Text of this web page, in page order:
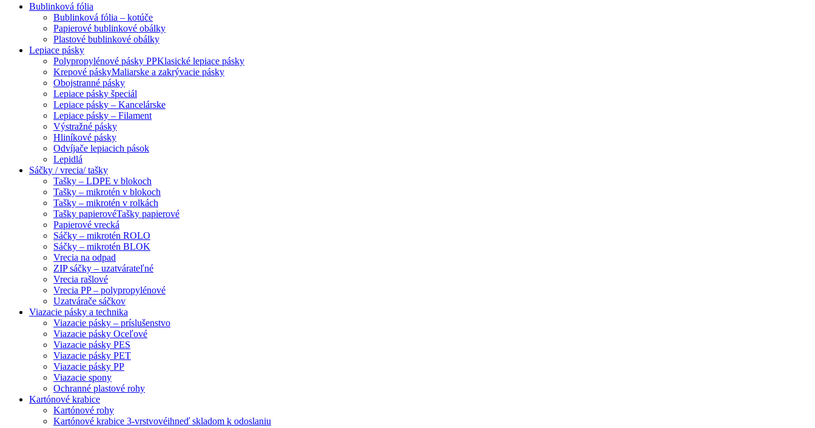
Bublinková fólia
Bublinková fólia – kotúče
Papierové bublinkové obálky
Plastové bublinkové obálky
Lepiace pásky
Polypropylénové pásky PPKlasické lepiace pásky
Krepové páskyMaliarske a zakrývacie pásky
Obojstranné pásky
Lepiace pásky špeciál
Lepiace pásky – Kancelárske
Lepiace pásky – Filament
Výstražné pásky
Hliníkové pásky
Odvíjače lepiacich pások
Lepidlá
Sáčky / vrecia/ tašky
Tašky – LDPE v blokoch
Tašky – mikrotén v blokoch
Tašky – mikrotén v rolkách
Tašky papierovéTašky papierové
Papierové vrecká
Sáčky – mikrotén ROLO
Sáčky – mikrotén BLOK
Vrecia na odpad
ZIP sáčky – uzatvárateľné
Vrecia rašlové
Vrecia PP – polypropylénové
Uzatvárače sáčkov
Viazacie pásky a technika
Viazacie pásky – príslušenstvo
Viazacie pásky Oceľové
Viazacie pásky PES
Viazacie pásky PET
Viazacie pásky PP
Viazacie spony
Ochranné plastové rohy
Kartónové krabice
Kartónové rohy
Kartónové krabice 3-vrstvovéihneď skladom k odoslaniu